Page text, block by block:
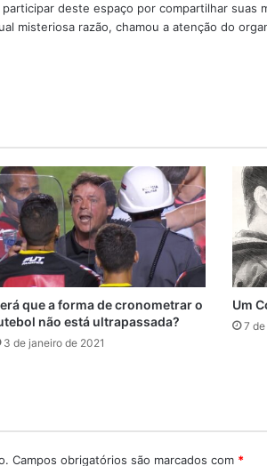
deste espaço por compartilhar suas
misteriosa razão, chamou a atenção do
que a forma de cronometrar o
não está ultrapassada?
3 de janeiro de 2021
Um
7
Campos obrigatórios são marcados com *